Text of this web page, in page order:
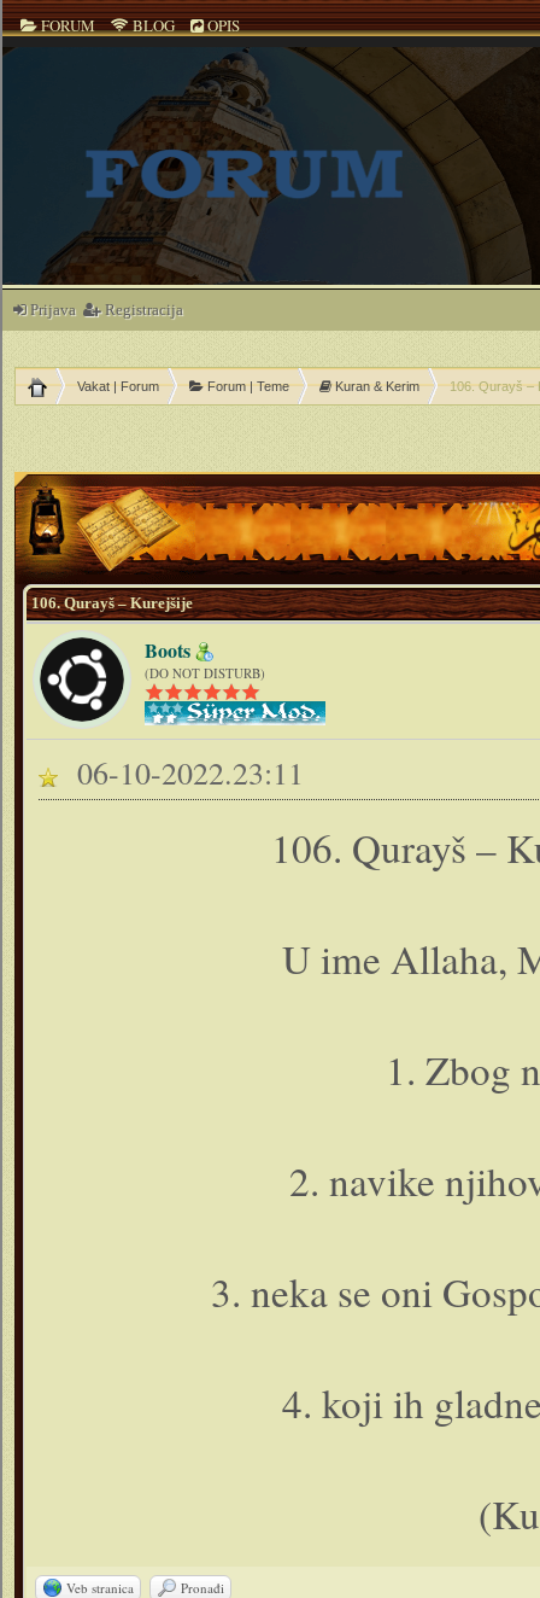
FORUM BLOG OPIS
Prijava Registracija
Vakat | Forum Forum | Teme Kuran & Kerim 106. Qurayš –
106. Qurayš – Kurejšije
Boots
(DO NOT DISTURB)
06-10-2022.23:11
106. Qurayš –
U ime Allaha,
1. Zbog
2. navike
3. neka se o­ni
4. koji ih
Veb stranica Pronađi